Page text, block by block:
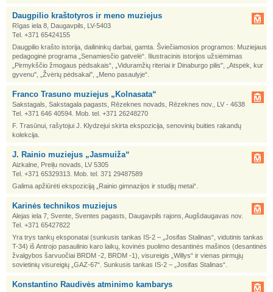
Daugpilio kraštotyros ir meno muziejus
Rīgas iela 8, Daugavpils, LV-5403
Tel. +371 65424155
Daugpilio krašto istorija, dailininkų darbai, gamta. Šviečiamosios programos: Muziejaus
pedagoginė programa „Senamiesčio gatvelė“. Iliustracinis istorijos užsiėmimas
„Pirmykščio žmogaus pėdsakais“, „Viduramžių riteriai ir Dinaburgo pilis", „Atspėk, kur
gyvenu", „Žvėrių pėdsakai", „Meno pasaulyje“.
Franco Trasuno muziejus „Kolnasata“
Sakstagals, Sakstagala pagasts, Rēzeknes novads, Rēzeknes nov., LV - 4638
Tel. +371 646 40594. Mob. tel. +371 26248270
F. Trasūnui, rašytojui J. Klydzejui skirta ekspozicija, senovinių buities rakandų
kolekcija.
J. Rainio muziejus „Jasmuiža“
Aizkalne, Preiļu novads, LV 5305
Tel. +371 65329313. Mob. tel. 371 29487589
Galima apžiūrėti ekspoziciją „Rainio gimnazijos ir studijų metai“.
Karinės technikos muziejus
Alejas iela 7, Svente, Sventes pagasts, Daugavpils rajons, Augšdaugavas nov.
Tel. +371 65427822
Yra trys tankų eksponatai (sunkusis tankas IS-2 – „Josifas Stalinas“, vidutinis tankas
T-34) iš Antrojo pasaulinio karo laikų, kovinės puolimo desantinės mašinos (desantinės
žvalgybos šarvuočiai BRDM -2, BRDM -1), visureigis „Willys“ ir vienas pirmųjų
sovietinių visureigių „GAZ-67“. Sunkusis tankas IS-2 – „Josifas Stalinas“.
Konstantino Raudivės atminimo kambarys